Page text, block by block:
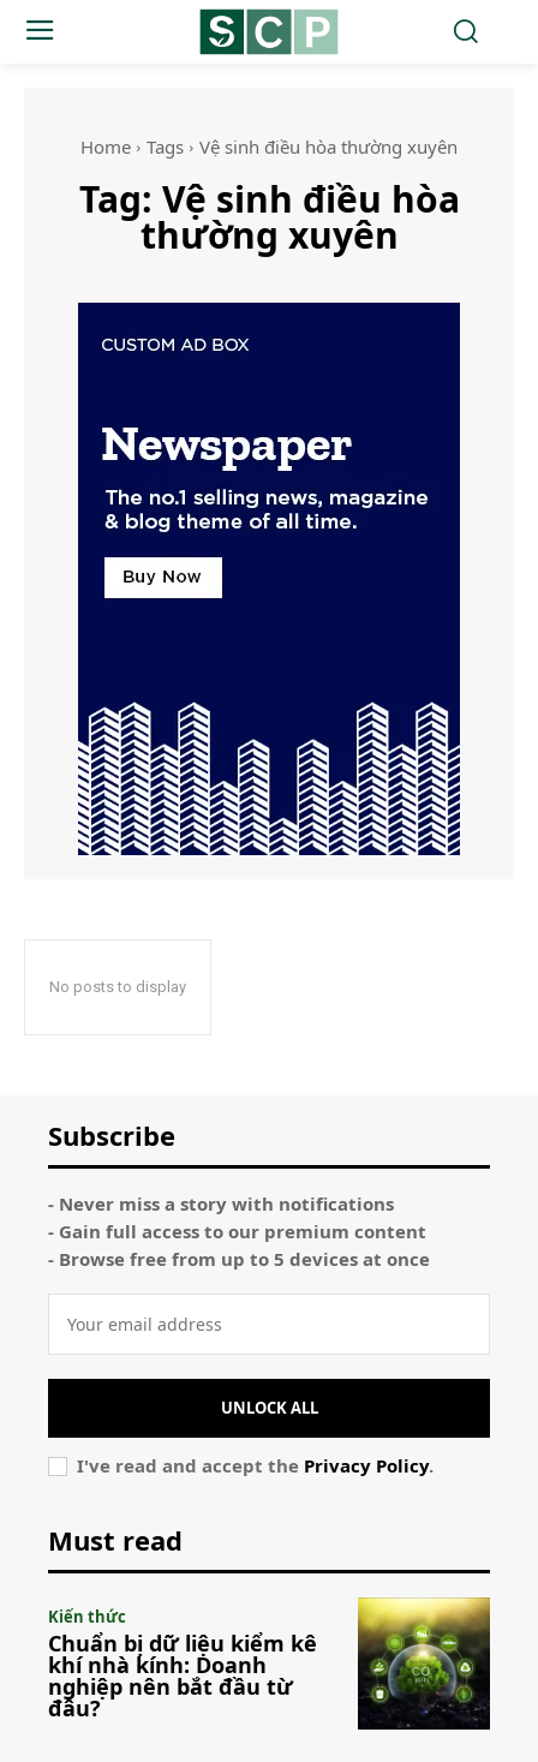
Home Tags Vệ sinh điều hòa thường xuyên
Tag: Vệ sinh điều hòa
thường xuyên
No posts to display
Subscribe
- Never miss a story with notifications
- Gain full access to our premium content
- Browse free from up to 5 devices at once
UNLOCK ALL
I've read and accept the Privacy Policy.
Must read
Kiến thức
Chuẩn bị dữ liệu kiểm kê
khí nhà kính: Doanh
nghiệp nên bắt đầu từ
đâu?